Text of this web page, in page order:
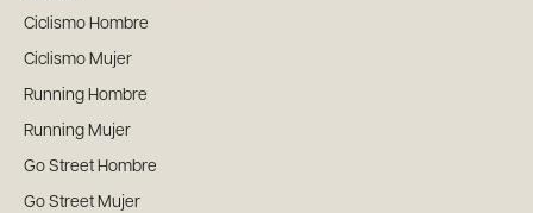
Ciclismo Hombre
Ciclismo Mujer
Running Hombre
Running Mujer
Go Street Hombre
Go Street Mujer